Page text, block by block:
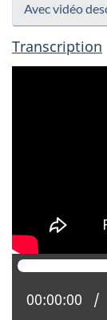
Avec vidéo
Transcription
Position
00:00:00